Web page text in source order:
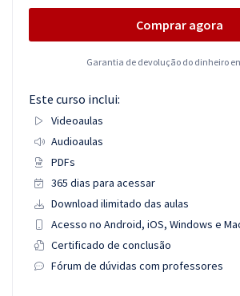
Comprar agora
Garantia de devolução do dinheiro
Este curso inclui:
Videoaulas
Audioaulas
PDFs
365 dias para acessar
Download ilimitado das aulas
Acesso no Android, iOS, Windows e
Certificado de conclusão
Fórum de dúvidas com professores